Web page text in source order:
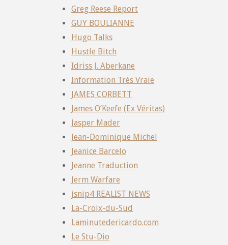
Greg Reese Report
GUY BOULIANNE
Hugo Talks
Hustle Bitch
Idriss J. Aberkane
Information Très Vraie
JAMES CORBETT
James O’Keefe (Ex Véritas)
Jasper Mader
Jean-Dominique Michel
Jeanice Barcelo
Jeanne Traduction
Jerm Warfare
jsnip4 REALIST NEWS
La-Croix-du-Sud
Laminutedericardo.com
Le Stu-Dio